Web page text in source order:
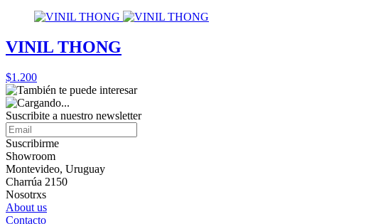
VINIL THONG
$1.200
Suscribite a nuestro newsletter
Suscribirme
Showroom
Montevideo, Uruguay
Charrúa 2150
Nosotrxs
About us
Contacto